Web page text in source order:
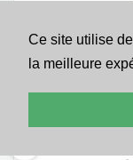
Ce site utilise
la meilleure
16Et il dit :
au trône
de par